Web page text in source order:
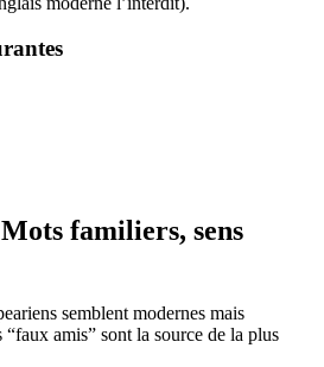
familiers, sens
semblent modernes mais
amis” sont la source de la plus